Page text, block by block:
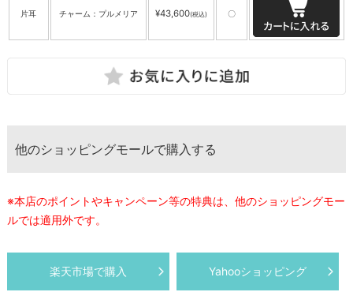
片耳 チャーム：プルメリア ¥43,600(税込) 〇
他のショッピングモールで購入する
※本店のポイントやキャンペーン等の特典は、他のショッピングモー
ルでは適用外です。
楽天市場で購入 Yahooショッピング